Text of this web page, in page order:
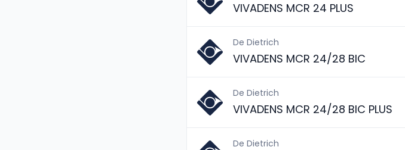
VIVADENS MCR 24 PLUS
De Dietrich
VIVADENS MCR 24/28 BIC
De Dietrich
VIVADENS MCR 24/28 BIC PLUS
De Dietrich